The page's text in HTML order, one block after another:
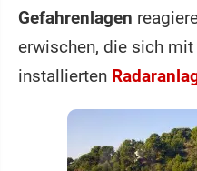
Gefahrenlagen
erwischen, die sich
installierten